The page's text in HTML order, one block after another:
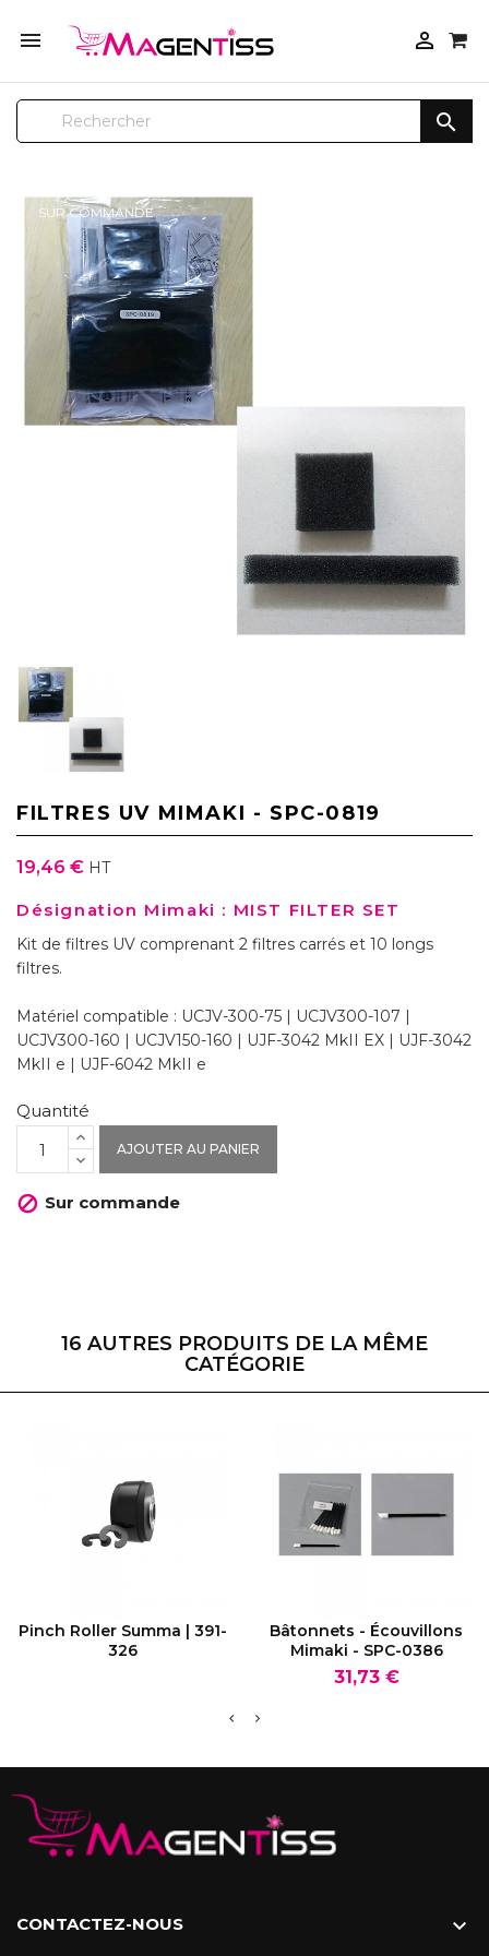
 

SUR COMMANDE
FILTRES UV MIMAKI - SPC-0819
19,46 € HT
Désignation Mimaki : MIST FILTER SET
Kit de filtres UV comprenant 2 filtres carrés et 10 longs
filtres.
Matériel compatible : UCJV-300-75 | UCJV300-107 |
UCJV300-160 | UCJV150-160 | UJF-3042 MkII EX | UJF-3042
MkII e | UJF-6042 MkII e
Quantité
AJOUTER AU PANIER
 Sur commande
16 AUTRES PRODUITS DE LA MÊME
CATÉGORIE
VOIR LE PRODUIT
Pinch Roller Summa | 391-
326
VOIR LE PRODUIT
Bâtonnets - Écouvillons
Mimaki - SPC-0386
Prix
31,73 €
CONTACTEZ-NOUS 